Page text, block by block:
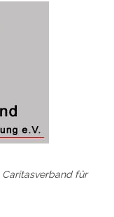
Caritasverband für